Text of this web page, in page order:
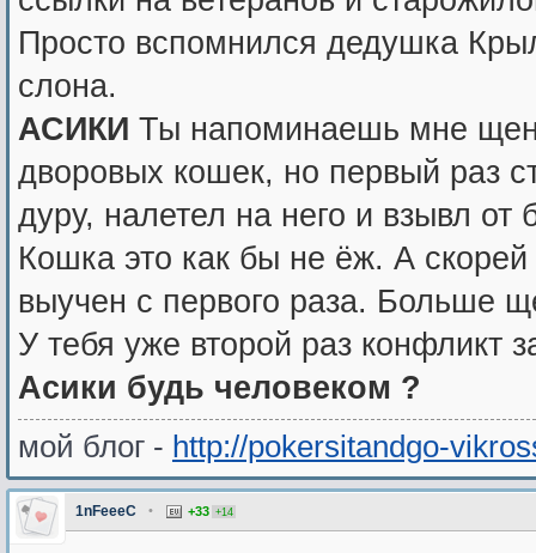
Просто вспомнился дедушка
слона.
АСИКИ Ты напоминаешь мне
дворовых кошек, но первый раз
дуру, налетел на него и взывл от
Кошка это как бы не ёж. А
выучен с первого раза. Больше
У тебя уже второй раз конфликт
Асики будь человеком ?
мой блог - http://pokersitandgo-
1nFeeeC • +33 +14